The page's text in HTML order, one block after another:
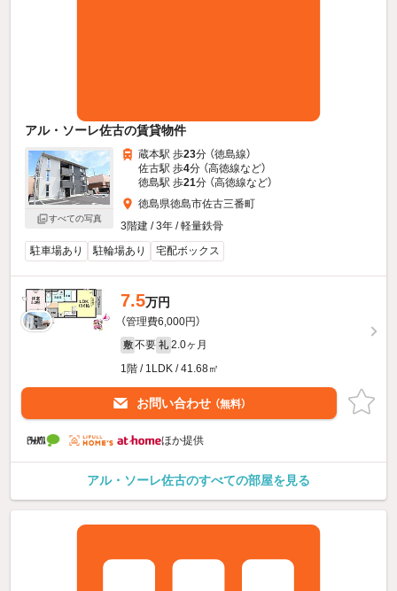
アル・ソーレ佐古の賃貸物件
すべての写真
蔵本駅 歩23分 （徳島線）
佐古駅 歩4分 （高徳線など）
徳島駅 歩21分 （高徳線など）
徳島県徳島市佐古三番町
3階建 / 3年 / 軽量鉄骨
駐車場あり
駐輪場あり 宅配ボックス
7.5万円
（管理費6,000円）
敷 不要 礼 2.0ヶ月
1階 / 1LDK / 41.68㎡
お問い合わせ （無料）
ほか提供
アル・ソーレ佐古のすべての部屋を見る